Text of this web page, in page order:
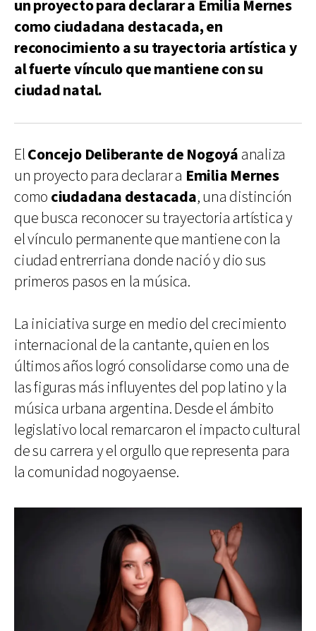
un proyecto para declarar a Emilia Mernes
como ciudadana destacada, en
reconocimiento a su trayectoria artística y
al fuerte vínculo que mantiene con su
ciudad natal.
ElConcejo Deliberante de Nogoyá analiza
un proyecto para declarar a Emilia Mernes
como ciudadana destacada, una distinción
que busca reconocer su trayectoria artística y
el vínculo permanente que mantiene con la
ciudad entrerriana donde nació y dio sus
primeros pasos en la música.
La iniciativa surge en medio del crecimiento
internacional de la cantante, quien en los
últimos años logró consolidarse como una de
las figuras más influyentes del pop latino y la
música urbana argentina. Desde el ámbito
legislativo local remarcaron el impacto cultural
de su carrera y el orgullo que representa para
la comunidad nogoyaense.